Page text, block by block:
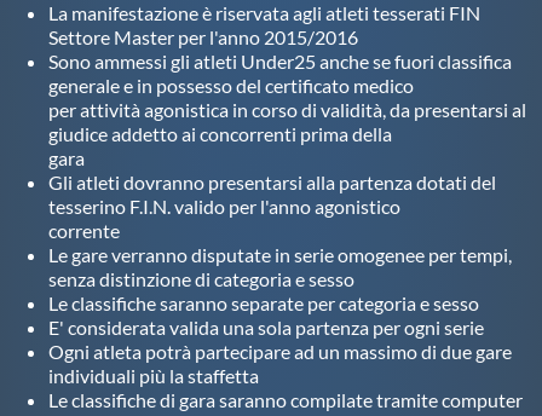
La manifestazione è riservata agli atleti tesserati FIN
Settore Master per l'anno 2015/2016
Sono ammessi gli atleti Under25 anche se fuori classifica
generale e in possesso del certificato medico
per attività agonistica in corso di validità, da presentarsi al
giudice addetto ai concorrenti prima della
gara
Gli atleti dovranno presentarsi alla partenza dotati del
tesserino F.I.N. valido per l'anno agonistico
corrente
Le gare verranno disputate in serie omogenee per tempi,
senza distinzione di categoria e sesso
Le classifiche saranno separate per categoria e sesso
E' considerata valida una sola partenza per ogni serie
Ogni atleta potrà partecipare ad un massimo di due gare
individuali più la staffetta
Le classifiche di gara saranno compilate tramite computer